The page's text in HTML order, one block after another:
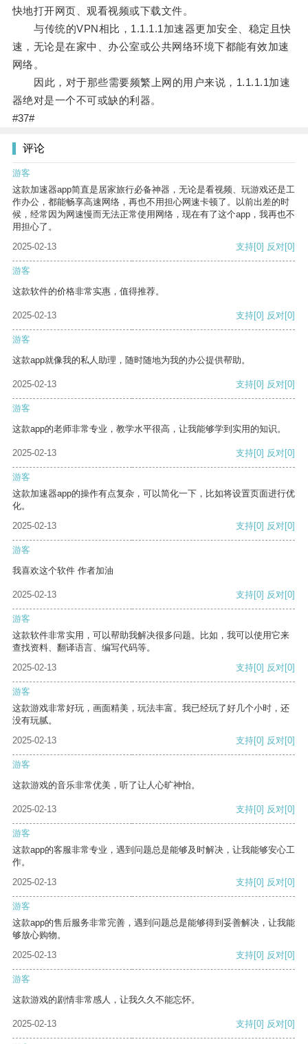
快地打开网页、观看视频或下载文件。
与传统的VPN相比，1.1.1.1加速器更加安全、稳定且快
速，无论是在家中、办公室或公共网络环境下都能有效加速
网络。
因此，对于那些需要频繁上网的用户来说，1.1.1.1加速
器绝对是一个不可或缺的利器。
#37#
评论
游客
这款加速器app简直是居家旅行必备神器，无论是看视频、玩游戏还是工
作办公，都能畅享高速网络，再也不用担心网速卡顿了。以前出差的时
候，经常因为网速慢而无法正常使用网络，现在有了这个app，我再也不
用担心了。
2025-02-13
支持[0] 反对[0]
游客
这款软件的价格非常实惠，值得推荐。
2025-02-13 支持[0] 反对[0]
游客
这款app就像我的私人助理，随时随地为我的办公提供帮助。
2025-02-13 支持[0] 反对[0]
游客
这款app的老师非常专业，教学水平很高，让我能够学到实用的知识。
2025-02-13 支持[0] 反对[0]
游客
这款加速器app的操作有点复杂，可以简化一下，比如将设置页面进行优
化。
2025-02-13
支持[0] 反对[0]
游客
我喜欢这个软件 作者加油
2025-02-13 支持[0] 反对[0]
游客
这款软件非常实用，可以帮助我解决很多问题。比如，我可以使用它来
查找资料、翻译语言、编写代码等。
2025-02-13
支持[0] 反对[0]
游客
这款游戏非常好玩，画面精美，玩法丰富。我已经玩了好几个小时，还
没有玩腻。
2025-02-13
支持[0] 反对[0]
游客
这款游戏的音乐非常优美，听了让人心旷神怡。
2025-02-13 支持[0] 反对[0]
游客
这款app的客服非常专业，遇到问题总是能够及时解决，让我能够安心工
作。
2025-02-13
支持[0] 反对[0]
游客
这款app的售后服务非常完善，遇到问题总是能够得到妥善解决，让我能
够放心购物。
2025-02-13
支持[0] 反对[0]
游客
这款游戏的剧情非常感人，让我久久不能忘怀。
2025-02-13 支持[0] 反对[0]